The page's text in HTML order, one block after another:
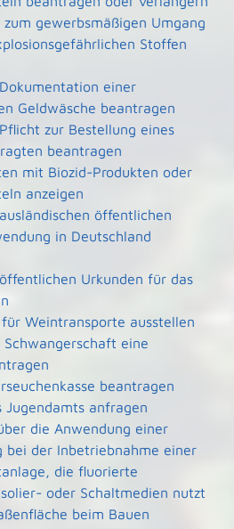
zum gewerbsmäßigen Umgang
Stoffen
einer
Geldwäsche beantragen
zur Bestellung eines
beantragen
mit Biozid-Produkten oder
anzeigen
öffentlichen
in Deutschland
Urkunden für das
Weintransporte ausstellen
eine
beantragen
Jugendamts anfragen
die Anwendung einer
bei der Inbetriebnahme einer
die fluorierte
oder Schaltmedien nutzt
beim Bauen